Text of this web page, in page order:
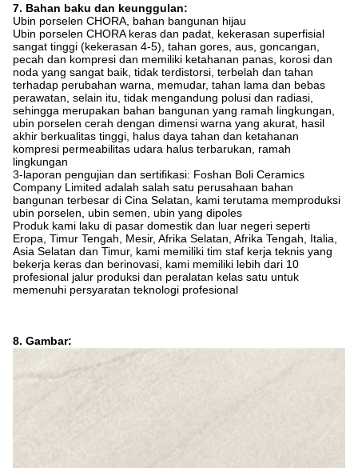
7. Bahan baku dan keunggulan:
Ubin porselen CHORA, bahan bangunan hijau
Ubin porselen CHORA keras dan padat, kekerasan superfisial
sangat tinggi (kekerasan 4-5), tahan gores, aus, goncangan,
pecah dan kompresi dan memiliki ketahanan panas, korosi dan
noda yang sangat baik, tidak terdistorsi, terbelah dan tahan
terhadap perubahan warna, memudar, tahan lama dan bebas
perawatan, selain itu, tidak mengandung polusi dan radiasi,
sehingga merupakan bahan bangunan yang ramah lingkungan,
ubin porselen cerah dengan dimensi warna yang akurat, hasil
akhir berkualitas tinggi, halus daya tahan dan ketahanan
kompresi permeabilitas udara halus terbarukan, ramah
lingkungan
3-laporan pengujian dan sertifikasi: Foshan Boli Ceramics
Company Limited adalah salah satu perusahaan bahan
bangunan terbesar di Cina Selatan, kami terutama memproduksi
ubin porselen, ubin semen, ubin yang dipoles
Produk kami laku di pasar domestik dan luar negeri seperti
Eropa, Timur Tengah, Mesir, Afrika Selatan, Afrika Tengah, Italia,
Asia Selatan dan Timur, kami memiliki tim staf kerja teknis yang
bekerja keras dan berinovasi, kami memiliki lebih dari 10
profesional jalur produksi dan peralatan kelas satu untuk
memenuhi persyaratan teknologi profesional
8. Gambar: